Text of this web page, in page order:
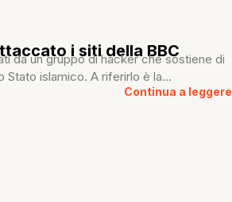
i siti della BBC
da un gruppo di hacker che sostiene di
Stato islamico. A riferirlo è la...
Continua a leggere